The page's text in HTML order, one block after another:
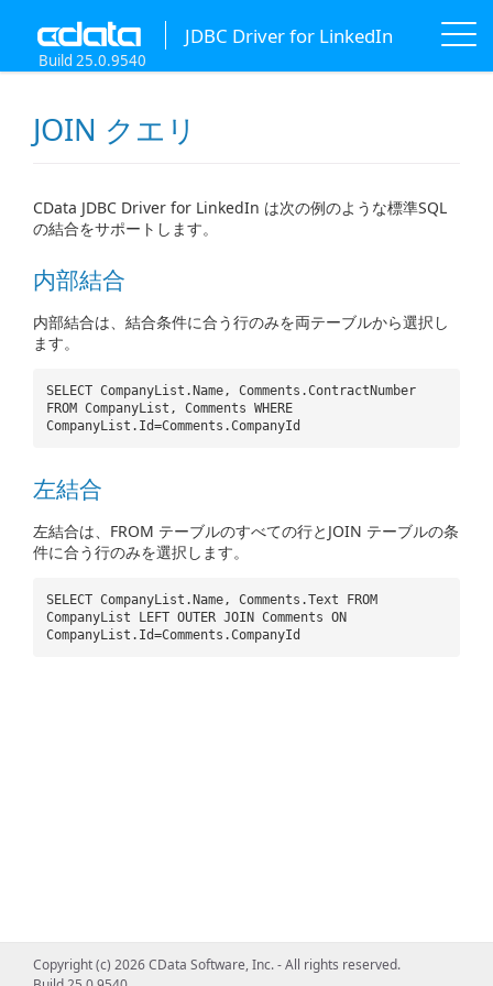
JDBC Driver for LinkedIn
Build 25.0.9540
JOIN クエリ
CData JDBC Driver for LinkedIn は次の例のような標準SQL
の結合をサポートします。
内部結合
内部結合は、結合条件に合う行のみを両テーブルから選択し
ます。
SELECT CompanyList.Name, Comments.ContractNumber
FROM CompanyList, Comments WHERE
CompanyList.Id=Comments.CompanyId
左結合
左結合は、FROM テーブルのすべての行とJOIN テーブルの条
件に合う行のみを選択します。
SELECT CompanyList.Name, Comments.Text FROM
CompanyList LEFT OUTER JOIN Comments ON
CompanyList.Id=Comments.CompanyId
Copyright (c) 2026 CData Software, Inc. - All rights reserved.